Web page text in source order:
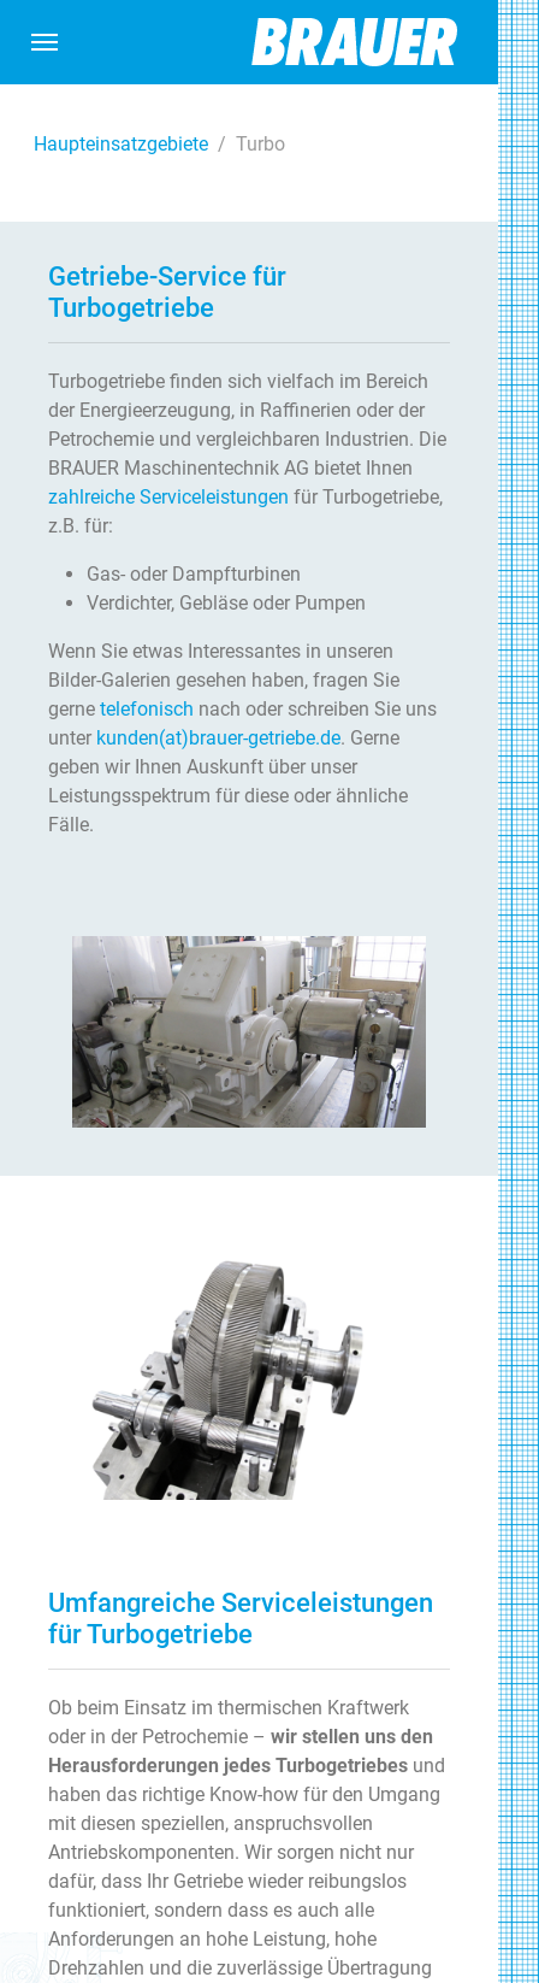
Haupteinsatzgebiete Turbo
Getriebe-Service für
Turbogetriebe
Turbogetriebe finden sich vielfach im Bereich
der Energieerzeugung, in Raffinerien oder der
Petrochemie und vergleichbaren Industrien. Die
BRAUER Maschinentechnik AG bietet Ihnen
zahlreiche Serviceleistungen für Turbogetriebe,
z.B. für:
Gas- oder Dampfturbinen
Verdichter, Gebläse oder Pumpen
Wenn Sie etwas Interessantes in unseren
Bilder-Galerien gesehen haben, fragen Sie
gerne telefonisch nach oder schreiben Sie uns
unter kunden(at)brauer-getriebe.de. Gerne
geben wir Ihnen Auskunft über unser
Leistungsspektrum für diese oder ähnliche
Fälle.
Umfangreiche Serviceleistungen
für Turbogetriebe
Ob beim Einsatz im thermischen Kraftwerk
oder in der Petrochemie – wir stellen uns den
Herausforderungen jedes Turbogetriebes und
haben das richtige Know-how für den Umgang
mit diesen speziellen, anspruchsvollen
Antriebskomponenten. Wir sorgen nicht nur
dafür, dass Ihr Getriebe wieder reibungslos
funktioniert, sondern dass es auch alle
Anforderungen an hohe Leistung, hohe
Drehzahlen und die zuverlässige Übertragung